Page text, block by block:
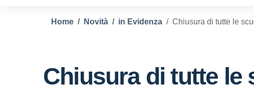
Home Novità in Evidenza Chiusura di tutte le
Chiusura di tutte le